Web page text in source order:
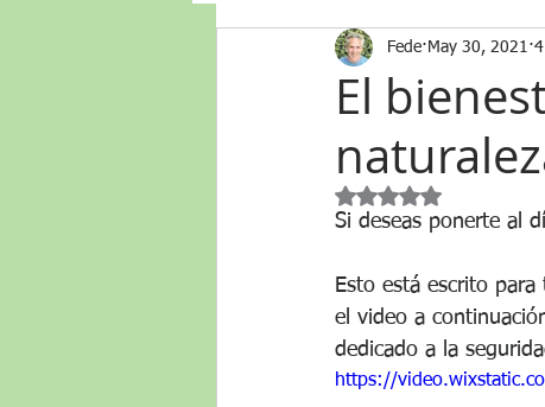
El
Fede May 30, 2021
Rated NaN out of 5
Si deseas ponerte al
Esto está escrito
el video a
dedicado a la
https://